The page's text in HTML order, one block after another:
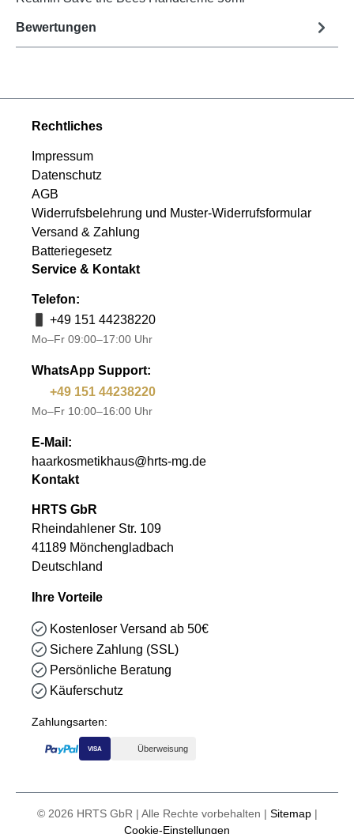
Bewertungen
Rechtliches
Impressum
Datenschutz
AGB
Widerrufsbelehrung und Muster-Widerrufsformular
Versand & Zahlung
Batteriegesetz
Service & Kontakt
Telefon:
+49 151 44238220
Mo–Fr 09:00–17:00 Uhr
WhatsApp Support:
+49 151 44238220
Mo–Fr 10:00–16:00 Uhr
E-Mail:
haarkosmetikhaus@hrts-mg.de
Kontakt
HRTS GbR
Rheindahlener Str. 109
41189 Mönchengladbach
Deutschland
Ihre Vorteile
Kostenloser Versand ab 50€
Sichere Zahlung (SSL)
Persönliche Beratung
Käuferschutz
Zahlungsarten:
VISA Überweisung
© 2026 HRTS GbR | Alle Rechte vorbehalten | Sitemap|
Cookie-Einstellungen